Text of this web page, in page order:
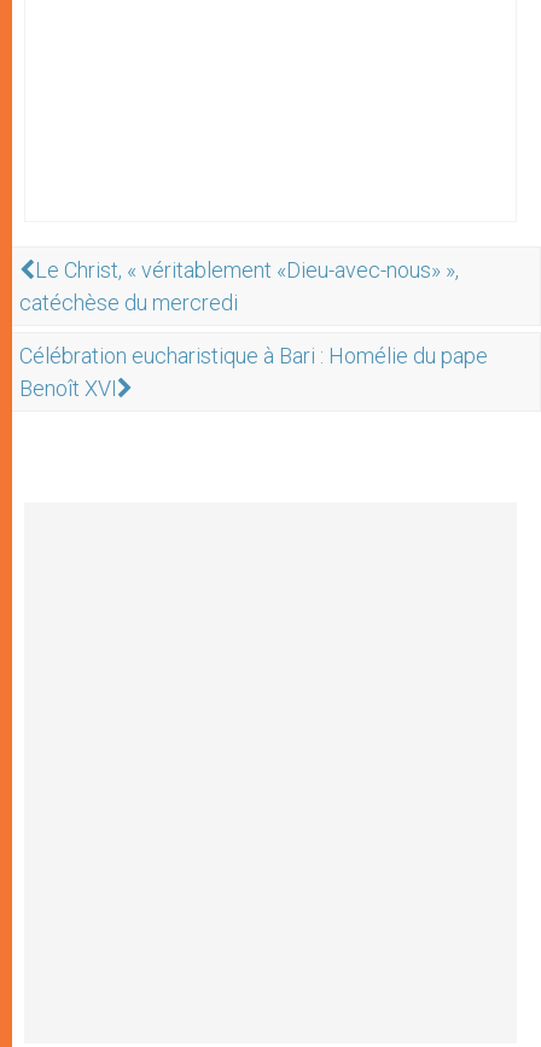
Le Christ, « véritablement «Dieu-avec-nous» »,
catéchèse du mercredi
Célébration eucharistique à Bari : Homélie du pape
Benoît XVI